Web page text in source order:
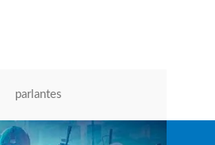
parlantes